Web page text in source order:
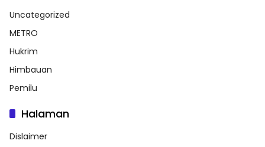
Uncategorized
METRO
Hukrim
Himbauan
Pemilu
Halaman
Dislaimer